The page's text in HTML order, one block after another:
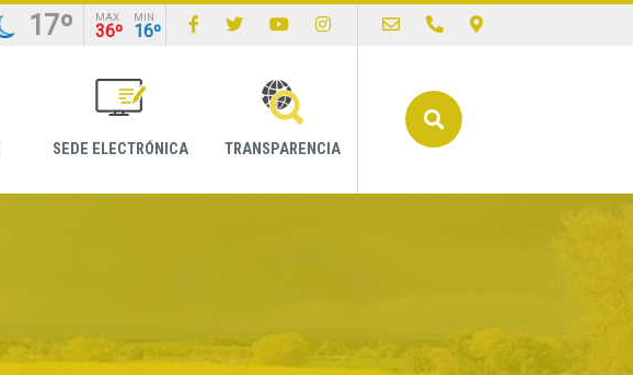
17º MAX
36º
MIN
16º
SEDE ELECTRÓNICA TRANSPARENCIA